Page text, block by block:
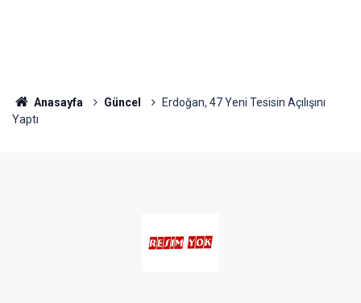
Anasayfa Güncel
Erdoğan, 47 Yeni Tesisin Açılışını
Yaptı